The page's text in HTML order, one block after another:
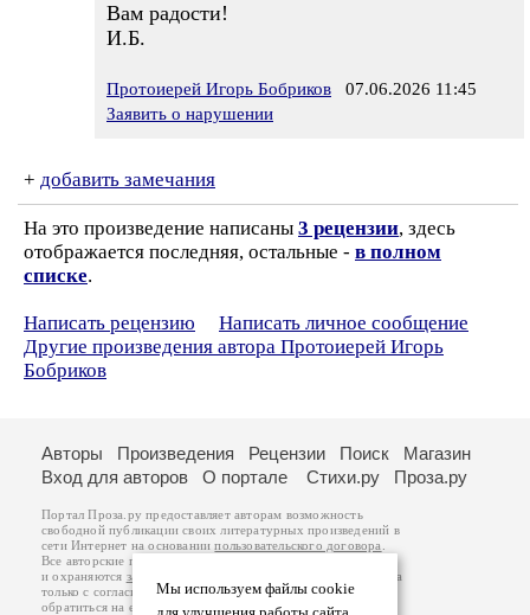
Вам радости!
И.Б.
Протоиерей Игорь Бобриков 07.06.2026 11:45
Заявить о нарушении
+ добавить замечания
На это произведение написаны 3 рецензии, здесь
отображается последняя, остальные - в полном
списке.
Написать рецензию
Написать личное сообщение
Другие произведения автора Протоиерей Игорь
Бобриков
Мы используем файлы cookie
Авторы Произведения Рецензии Поиск
Магазин
Вход для авторов
О портале Стихи.ру Проза.ру
Портал Проза.ру предоставляет авторам возможность
свободной публикации своих литературных произведений в
сети Интернет на основаниипользовательского договора
Все авторские права на произведения принадлежат авторам
и охраняются законом
. Перепечатка произведений возможна
только с согласия его автора, к которому вы можете
обратиться на его авторской странице. Ответственность за